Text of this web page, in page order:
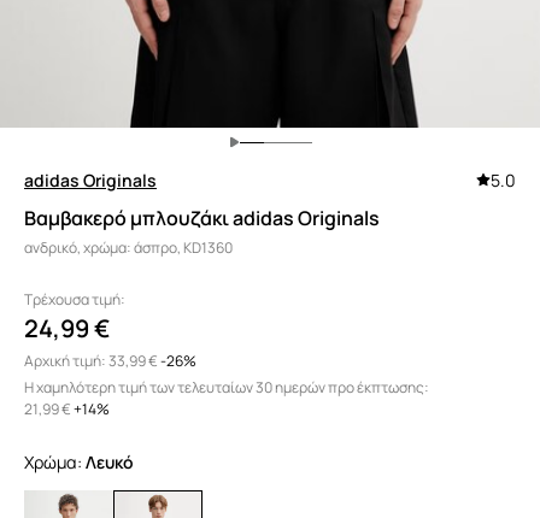
adidas Originals 5.0
Βαμβακερό μπλουζάκι adidas Originals
ανδρικό, χρώμα: άσπρο, KD1360
Τρέχουσα τιμή:
24,99 €
Αρχική τιμή:33,99 €-26%
Η χαμηλότερη τιμή των τελευταίων 30 ημερών προ έκπτωσης:
21,99 € +14%
Χρώμα: λευκό